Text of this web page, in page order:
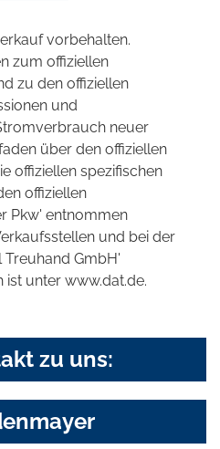
vorbehalten.
zum offiziellen
zu den offiziellen
und
neuer
über den offiziellen
offiziellen spezifischen
offiziellen
Pkw' entnommen
und bei der
GmbH'
unter www.dat.de.
zu uns: